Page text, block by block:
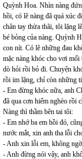
Quỳnh Hoa. Nhìn nàng
hồi, có lẽ nàng đã quá xúc
chân tay thừa thãi, tôi lặng
bé bỏng của nàng. Quỳnh
con nít. Có lẽ những đau
mặc nàng khóc cho vơi
dò hỏi rồi bỏ đi. Chuyện
rồi im lặng, chỉ còn những
- Em đừng khóc nữa, anh
đã qua cơn hiểm nghèo rồi
Nàng thì thầm bên tai tôi:
- Em nhớ ba em hồi đó,
nước mắt, xin anh tha lỗi
- Anh xin lỗi em, không
- Anh đừng nói vậy, anh